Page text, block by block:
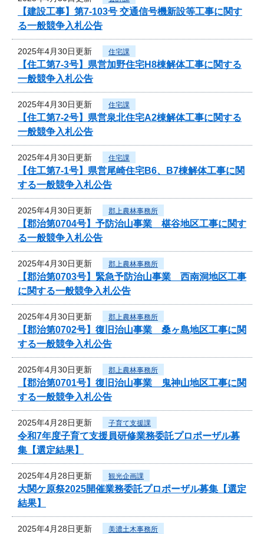
【建設工事】第7-103号 交通信号機新設等工事に関す
る一般競争入札公告
2025年4月30日更新 住宅課
【住工第7-3号】県営加野住宅H8棟解体工事に関する
一般競争入札公告
2025年4月30日更新 住宅課
【住工第7-2号】県営泉北住宅A2棟解体工事に関する
一般競争入札公告
2025年4月30日更新 住宅課
【住工第7-1号】県営尾崎住宅B6、B7棟解体工事に関
する一般競争入札公告
2025年4月30日更新 郡上農林事務所
【郡治第0704号】予防治山事業 椹谷地区工事に関す
る一般競争入札公告
2025年4月30日更新 郡上農林事務所
【郡治第0703号】緊急予防治山事業 西南洞地区工事
に関する一般競争入札公告
2025年4月30日更新 郡上農林事務所
【郡治第0702号】復旧治山事業 桑ヶ島地区工事に関
する一般競争入札公告
2025年4月30日更新 郡上農林事務所
【郡治第0701号】復旧治山事業 鬼神山地区工事に関
する一般競争入札公告
2025年4月28日更新 子育て支援課
令和7年度子育て支援員研修業務委託プロポーザル募
集【選定結果】
2025年4月28日更新 観光企画課
大関ケ原祭2025開催業務委託プロポーザル募集【選定
結果】
2025年4月28日更新 美濃土木事務所